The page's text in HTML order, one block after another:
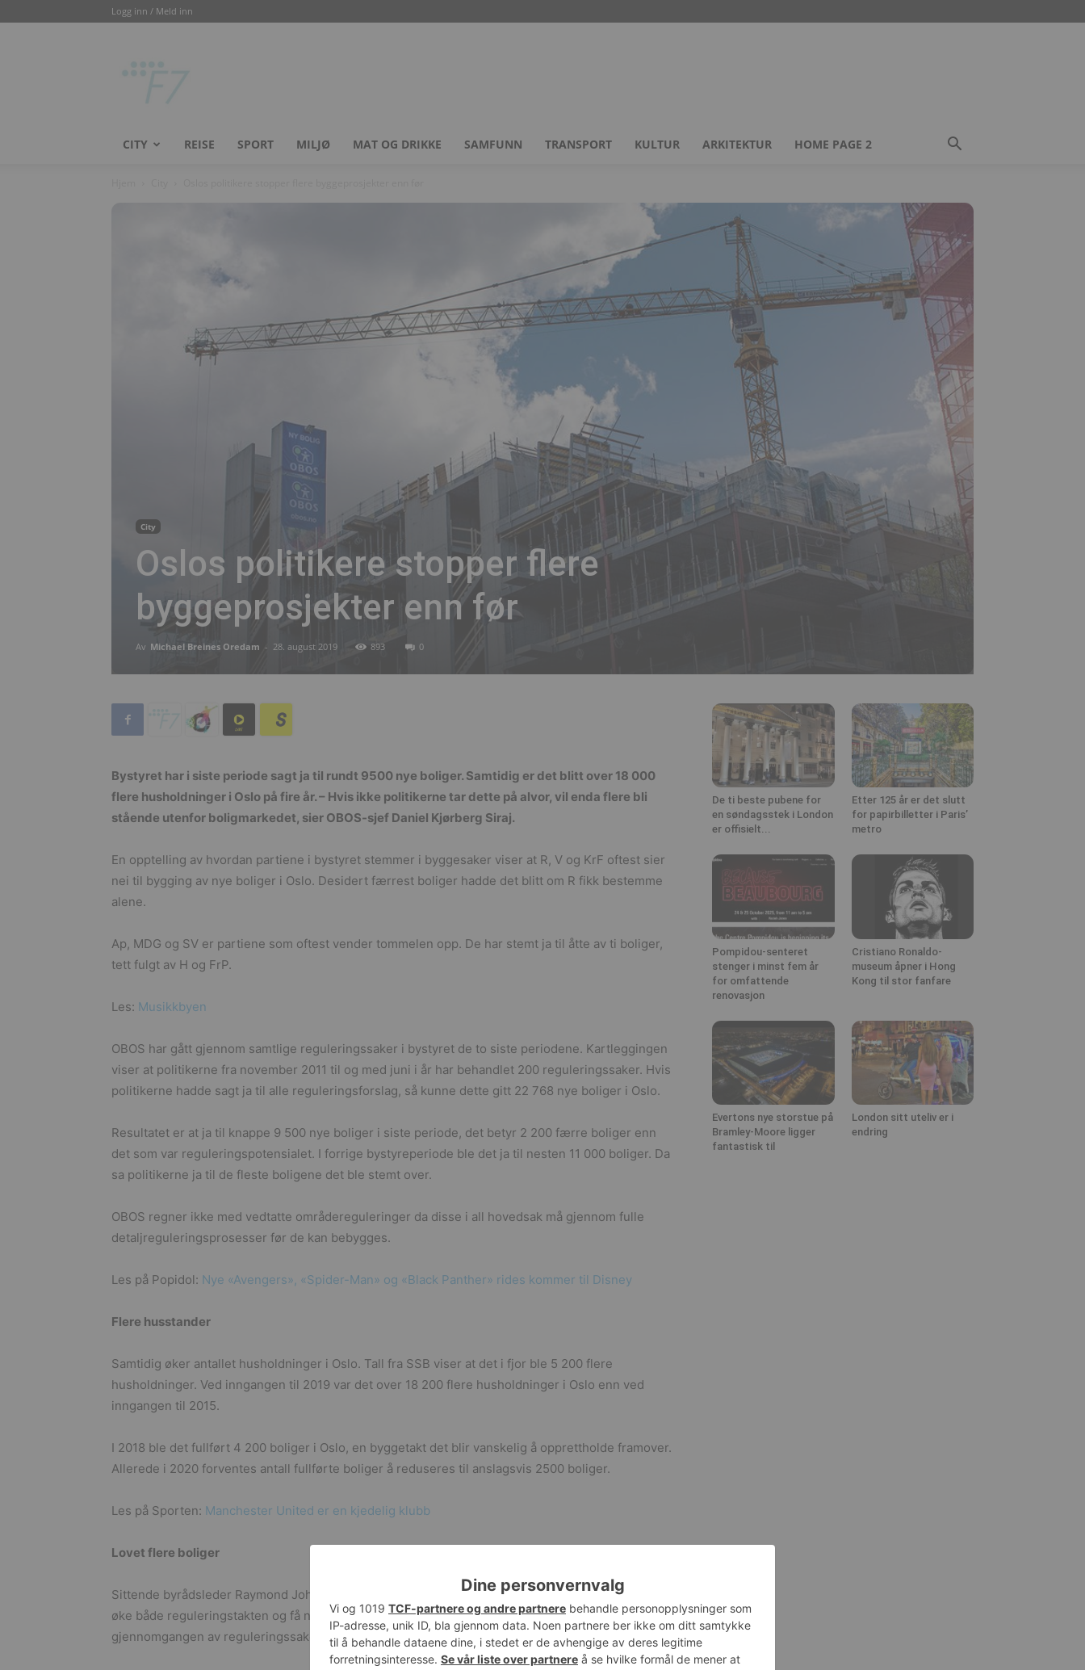
Logg inn / Meld inn
CITY REISE SPORT MILJØ MAT OG DRIKKE SAMFUNN TRANSPORT KULTUR ARKITEKTUR HOME PAGE 2
City
Oslos politikere stopper flere
byggeprosjekter enn før
Av Michael Breines Oredam - 28. august 2019 893 0
Bystyret har i siste periode sagt ja til rundt 9500 nye boliger. Samtidig er det blitt over 18 000
flere husholdninger i Oslo på fire år. – Hvis ikke politikerne tar dette på alvor, vil enda flere bli
stående utenfor boligmarkedet, sier OBOS-sjef Daniel Kjørberg Siraj.
En opptelling av hvordan partiene i bystyret stemmer i byggesaker viser at R, V og KrF oftest sier
nei til bygging av nye boliger i Oslo. Desidert færrest boliger hadde det blitt om R fikk bestemme
alene.
Ap, MDG og SV er partiene som oftest vender tommelen opp. De har stemt ja til åtte av ti boliger,
tett fulgt av H og FrP.
Les: Musikkbyen
OBOS har gått gjennom samtlige reguleringssaker i bystyret de to siste periodene. Kartleggingen
viser at politikerne fra november 2011 til og med juni i år har behandlet 200 reguleringssaker. Hvis
politikerne hadde sagt ja til alle reguleringsforslag, så kunne dette gitt 22 768 nye boliger i Oslo.
Resultatet er at ja til knappe 9 500 nye boliger i siste periode, det betyr 2 200 færre boliger enn
det som var reguleringspotensialet. I forrige bystyreperiode ble det ja til nesten 11 000 boliger. Da
sa politikerne ja til de fleste boligene det ble stemt over.
OBOS regner ikke med vedtatte områdereguleringer da disse i all hovedsak må gjennom fulle
detaljreguleringsprosesser før de kan bebygges.
Les på Popidol: Nye «Avengers», «Spider-Man» og «Black Panther» rides kommer til Disney
Flere husstander
Samtidig øker antallet husholdninger i Oslo. Tall fra SSB viser at det i fjor ble 5 200 flere
husholdninger. Ved inngangen til 2019 var det over 18 200 flere husholdninger i Oslo enn ved
inngangen til 2015.
I 2018 ble det fullført 4 200 boliger i Oslo, en byggetakt det blir vanskelig å opprettholde framover.
Allerede i 2020 forventes antall fullførte boliger å reduseres til anslagsvis 2500 boliger.
Les på Sporten: Manchester United er en kjedelig klubb
Lovet flere boliger
Sittende byrådsleder Raymond Johansen gikk i 2015 til valg på å doble boligbyggingen, og lovet å
øke både reguleringstakten og få ned saksbehandlingstiden da han tok over roret i Oslo, men
gjennomgangen av reguleringssakene viser at han ikke har lykkes.
De ti beste pubene for
en søndagsstek i London
er offisielt...
Etter 125 år er det slutt
for papirbilletter i Paris’
metro
Pompidou-senteret
stenger i minst fem år
for omfattende
renovasjon
Cristiano Ronaldo-
museum åpner i Hong
Kong til stor fanfare
Evertons nye storstue på
Bramley-Moore ligger
fantastisk til
London sitt uteliv er i
endring